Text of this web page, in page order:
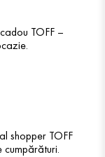
TOFF –
shopper TOFF